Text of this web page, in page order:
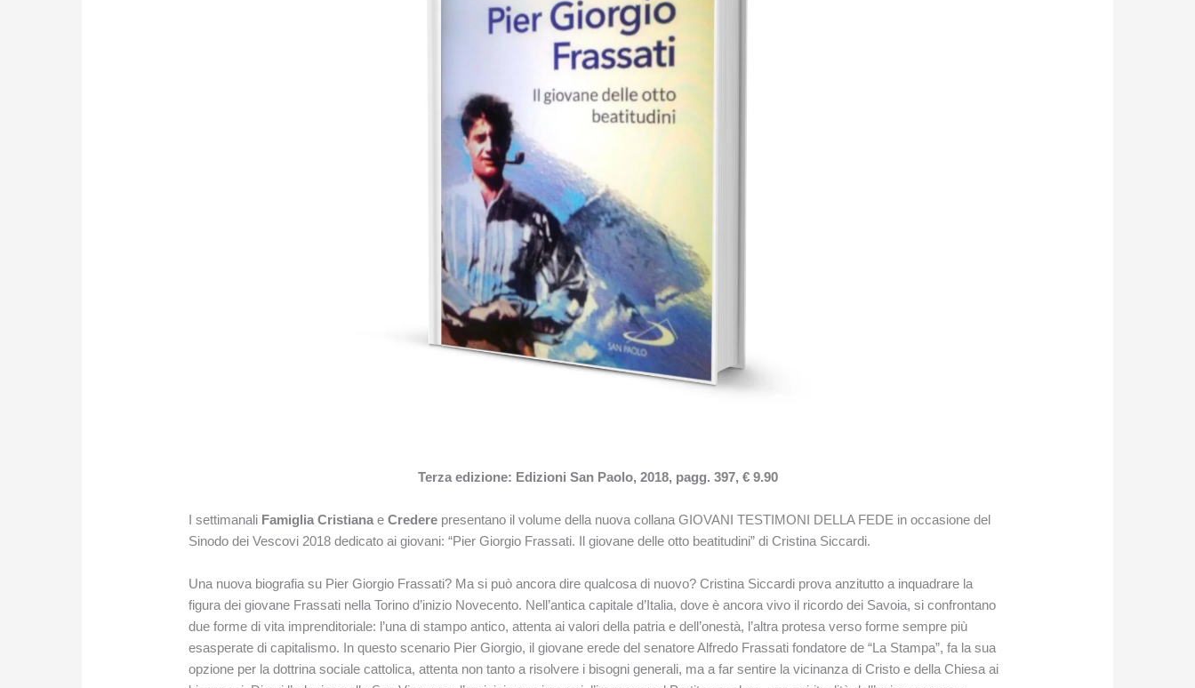
Terza edizione: Edizioni San Paolo, 2018, pagg. 397, € 9.90
I settimanali Famiglia Cristiana eCredere presentano il volume della nuova collana GIOVANI TESTIMONI DELLA FEDE in occasione del
Sinodo dei Vescovi 2018 dedicato ai giovani: “Pier Giorgio Frassati. Il giovane delle otto beatitudini” di Cristina Siccardi.
Una nuova biografia su Pier Giorgio Frassati? Ma si può ancora dire qualcosa di nuovo? Cristina Siccardi prova anzitutto a inquadrare la
figura dei giovane Frassati nella Torino d’inizio Novecento. Nell’antica capitale d’Italia, dove è ancora vivo il ricordo dei Savoia, si confrontano
due forme di vita imprenditoriale: l’una di stampo antico, attenta ai valori della patria e dell’onestà, l’altra protesa verso forme sempre più
esasperate di capitalismo. In questo scenario Pier Giorgio, il giovane erede del senatore Alfredo Frassati fondatore de “La Stampa”, fa la sua
opzione per la dottrina sociale cattolica, attenta non tanto a risolvere i bisogni generali, ma a far sentire la vicinanza di Cristo e della Chiesa ai